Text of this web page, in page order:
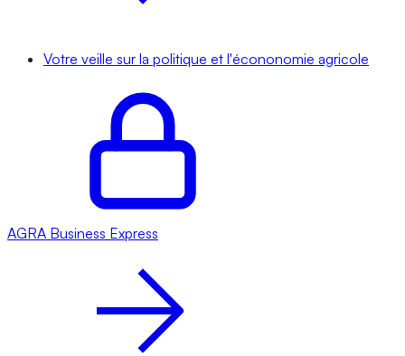
Votre veille sur la politique et l'écononomie agricole
AGRA Business Express